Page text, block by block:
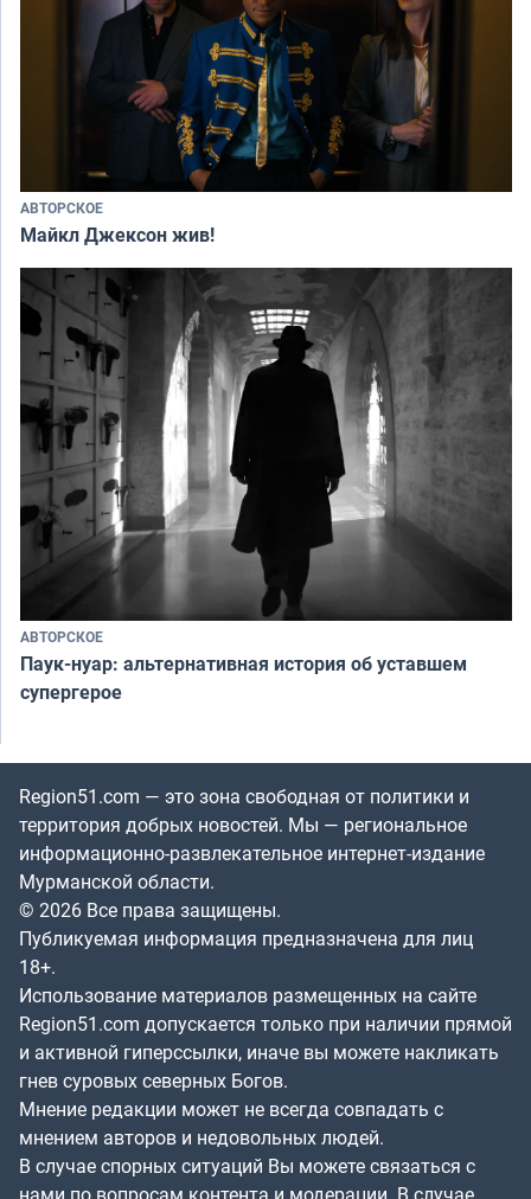
АВТОРСКОЕ
Майкл Джексон жив!
АВТОРСКОЕ
Паук-нуар: альтернативная история об уставшем
супергерое
Region51.com — это зона свободная от политики и
территория добрых новостей. Мы — региональное
информационно-развлекательное интернет-издание
Мурманской области.
© 2026 Все права защищены.
Публикуемая информация предназначена для лиц
18+.
Использование материалов размещенных на сайте
Region51.com допускается только при наличии прямой
и активной гиперссылки, иначе вы можете накликать
гнев суровых северных Богов.
Мнение редакции может не всегда совпадать с
мнением авторов и недовольных людей.
В случае спорных ситуаций Вы можете связаться с
нами по вопросам контента и модерации. В случае,